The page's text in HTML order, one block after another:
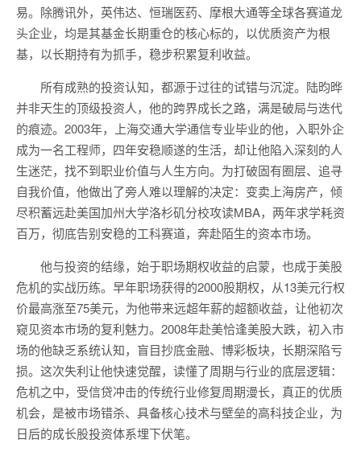
易。除腾讯外，英伟达、恒瑞医药、摩根大通等全球各赛道龙
头企业，均是其基金长期重仓的核心标的，以优质资产为根
基，以长期持有为抓手，稳步积累复利收益。
所有成熟的投资认知，都源于过往的试错与沉淀。陆昀晔
并非天生的顶级投资人，他的跨界成长之路，满是破局与迭代
的痕迹。2003年，上海交通大学通信专业毕业的他，入职外企
成为一名工程师，四年安稳顺遂的生活，却让他陷入深刻的人
生迷茫，找不到职业价值与人生方向。为打破固有圈层、追寻
自我价值，他做出了旁人难以理解的决定：变卖上海房产，倾
尽积蓄远赴美国加州大学洛杉矶分校攻读MBA，两年求学耗资
百万，彻底告别安稳的工科赛道，奔赴陌生的资本市场。
他与投资的结缘，始于职场期权收益的启蒙，也成于美股
危机的实战历练。早年职场获得的2000股期权，从13美元行权
价最高涨至75美元，为他带来远超年薪的超额收益，让他初次
窥见资本市场的复利魅力。2008年赴美恰逢美股大跌，初入市
场的他缺乏系统认知，盲目抄底金融、博彩板块，长期深陷亏
损。这次失利让他快速觉醒，读懂了周期与行业的底层逻辑：
危机之中，受信贷冲击的传统行业修复周期漫长，真正的优质
机会，是被市场错杀、具备核心技术与壁垒的高科技企业，为
日后的成长股投资体系埋下伏笔。